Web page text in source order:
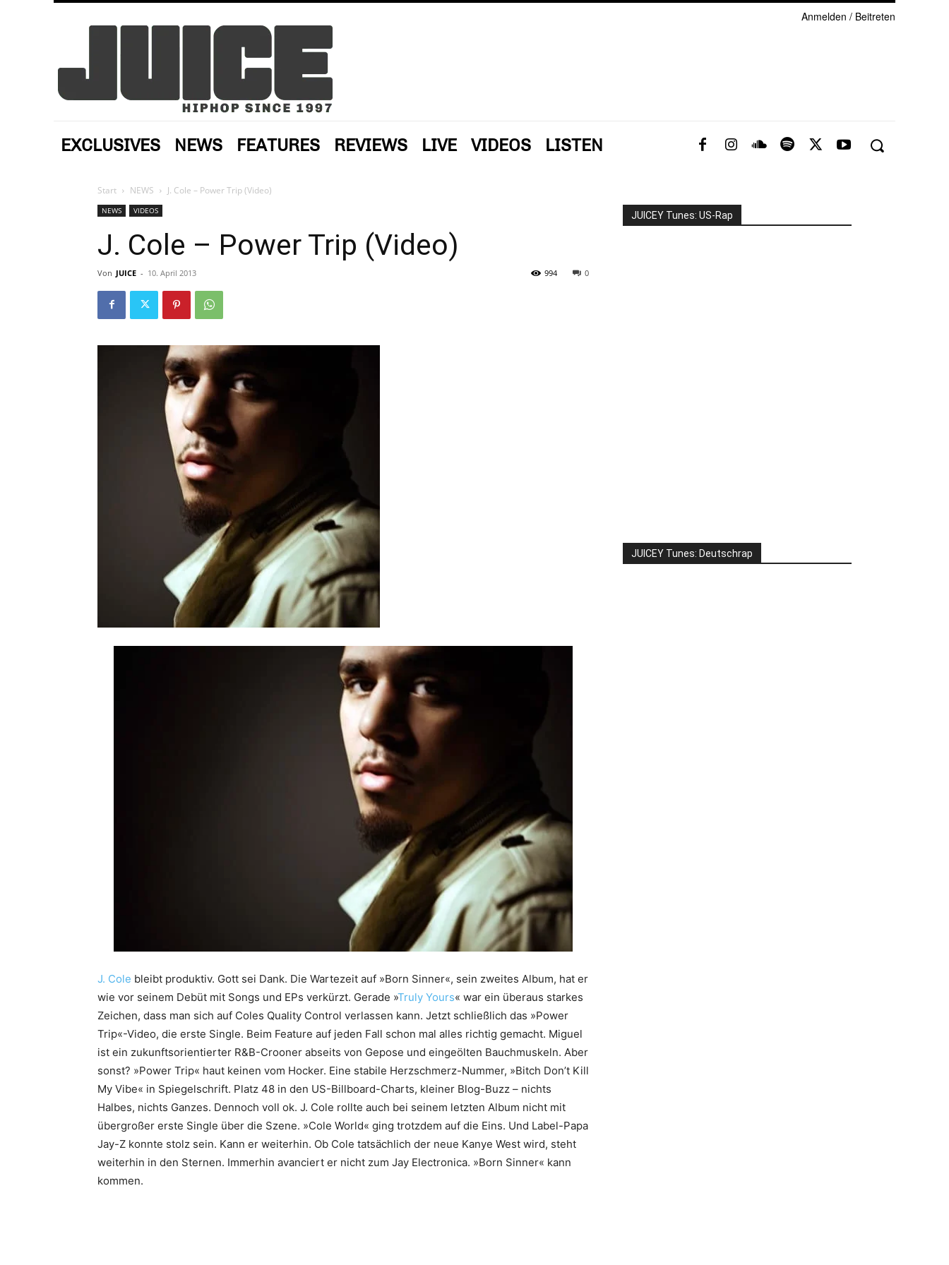
Anmelden / Beitreten
EXCLUSIVES NEWS FEATURES REVIEWS LIVE VIDEOS LISTEN
Start NEWS J. Cole – Power Trip (Video)
NEWS VIDEOS
J. Cole – Power Trip (Video)
Von JUICE - 10. April 2013 0
994
J. Cole bleibt produktiv. Gott sei Dank. Die Wartezeit auf »Born Sinner«, sein zweites Album, hat er
wie vor seinem Debüt mit Songs und EPs verkürzt. Gerade »Truly Yours« war ein überaus starkes
Zeichen, dass man sich auf Coles Quality Control verlassen kann. Jetzt schließlich das »Power
Trip«-Video, die erste Single. Beim Feature auf jeden Fall schon mal alles richtig gemacht. Miguel
ist ein zukunftsorientierter R&B-Crooner abseits von Gepose und eingeölten Bauchmuskeln. Aber
sonst? »Power Trip« haut keinen vom Hocker. Eine stabile Herzschmerz-Nummer, »Bitch Don’t Kill
My Vibe« in Spiegelschrift. Platz 48 in den US-Billboard-Charts, kleiner Blog-Buzz – nichts
Halbes, nichts Ganzes. Dennoch voll ok. J. Cole rollte auch bei seinem letzten Album nicht mit
übergroßer erste Single über die Szene. »Cole World« ging trotzdem auf die Eins. Und Label-Papa
Jay-Z konnte stolz sein. Kann er weiterhin. Ob Cole tatsächlich der neue Kanye West wird, steht
weiterhin in den Sternen. Immerhin avanciert er nicht zum Jay Electronica. »Born Sinner« kann
kommen.
JUICEY Tunes: US-Rap
JUICEY Tunes: Deutschrap